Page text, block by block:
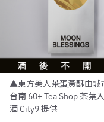
▲東方美人茶蛋黃酥由城
台南 60+ Tea Shop 茶葉
酒 City9 提供